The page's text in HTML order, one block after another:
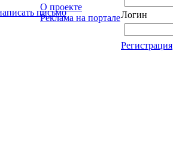
О проекте
Реклама на порталеЛогин
Регистрация